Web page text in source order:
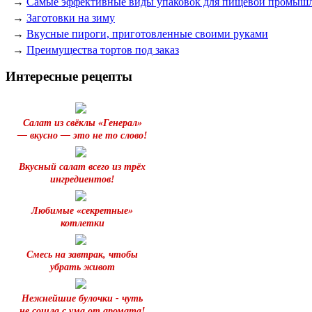
→ Заготовки на зиму
→ Вкусные пироги, приготовленные своими руками
→ Преимущества тортов под заказ
Интересные рецепты
Салат из свёклы «Генерал»
— вкусно — это не то слово!
Вкусный салат всего из трёх
ингредиентов!
Любимые «секретные»
котлетки
Смесь на завтрак, чтобы
убрать живот
Нежнейшие булочки - чуть